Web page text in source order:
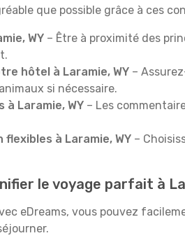
que possible grâce à ces
WY – Être à proximité des
hôtel à Laramie, WY –
si nécessaire.
Laramie, WY – Les
à Laramie, WY –
le voyage parfait à
eDreams, vous pouvez